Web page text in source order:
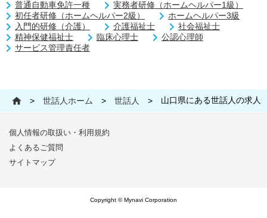
普通自動車免許一種
実務者研修（ホームヘルパー1級）
初任者研修（ホームヘルパー2級）
ホームヘルパー3級
入門的研修（介護）
介護福祉士
社会福祉士
精神保健福祉士
臨床心理士
公認心理師
サービス管理責任者
> 世話人ホーム > 世話人 > 山口県にある世話人の求人
個人情報の取扱い・利用規約
よくあるご質問
サイトマップ
Copyright © Mynavi Corporation